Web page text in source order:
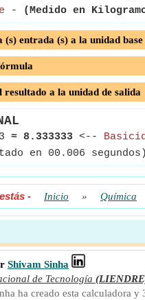
- (Medido en
entrada (s) a la unidad base
a la unidad de salida
≈ 8.333333 <--
en 00.006 segundos)
- Inicio » Química
Shivam Sinha
de Tecnología
ha creado esta calculadora y